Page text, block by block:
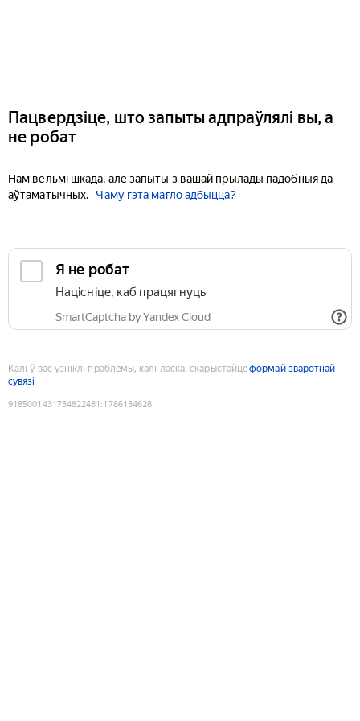
Пацвердзіце, што запыты адпраўлялі вы, а
не робат
Нам вельмі шкада, але запыты з вашай прылады падобныя да
аўтаматычных.
Чаму гэта магло адбыцца?
Я не робат
Націсніце, каб працягнуць
SmartCaptcha by Yandex Cloud
Калі ў вас узніклі праблемы, калі ласка, скарыстайцеформай зваротнай
сувязі
9185001431734822481 :1786134628